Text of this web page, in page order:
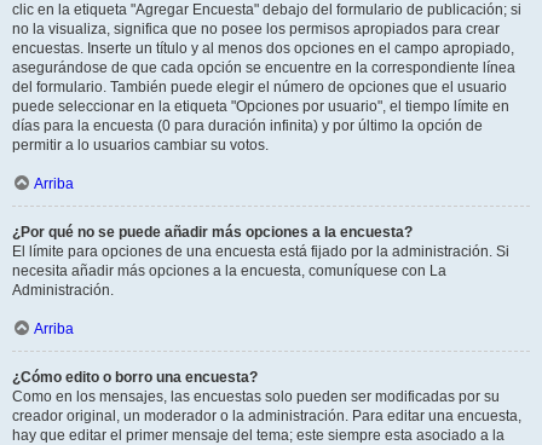
clic en la etiqueta "Agregar Encuesta" debajo del formulario de publicación; si
no la visualiza, significa que no posee los permisos apropiados para crear
encuestas. Inserte un título y al menos dos opciones en el campo apropiado,
asegurándose de que cada opción se encuentre en la correspondiente línea
del formulario. También puede elegir el número de opciones que el usuario
puede seleccionar en la etiqueta "Opciones por usuario", el tiempo límite en
días para la encuesta (0 para duración infinita) y por último la opción de
permitir a lo usuarios cambiar su votos.
Arriba
¿Por qué no se puede añadir más opciones a la encuesta?
El límite para opciones de una encuesta está fijado por la administración. Si
necesita añadir más opciones a la encuesta, comuníquese con La
Administración.
Arriba
¿Cómo edito o borro una encuesta?
Como en los mensajes, las encuestas solo pueden ser modificadas por su
creador original, un moderador o la administración. Para editar una encuesta,
hay que editar el primer mensaje del tema; este siempre esta asociado a la